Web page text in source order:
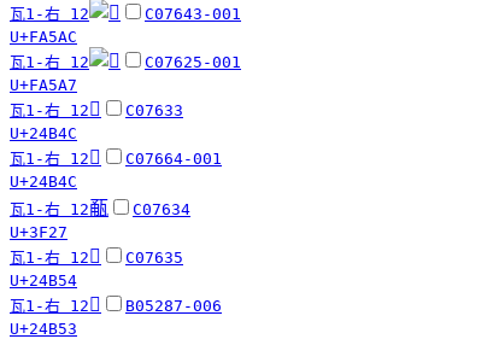
瓦1-右 12
C07643-001
U+FA5AC
瓦1-右 12
C07625-001
U+FA5A7
瓦1-右 12 𤭌
C07633
U+24B4C
瓦1-右 12 𤭌
C07664-001
U+24B4C
瓦1-右 12㼧
C07634
U+3F27
瓦1-右 12 𤭔
C07635
U+24B54
瓦1-右 12 𤭓
B05287-006
U+24B53